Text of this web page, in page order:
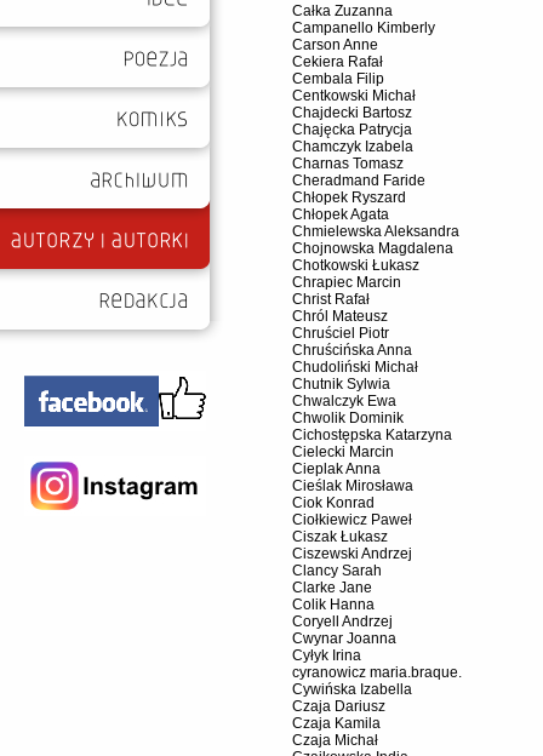
Całka Zuzanna
Campanello Kimberly
Carson Anne
Cekiera Rafał
Cembala Filip
Centkowski Michał
Chajdecki Bartosz
Chajęcka Patrycja
Chamczyk Izabela
Charnas Tomasz
Cheradmand Faride
Chłopek Ryszard
Chłopek Agata
Chmielewska Aleksandra
Chojnowska Magdalena
Chotkowski Łukasz
Chrapiec Marcin
Christ Rafał
Chról Mateusz
Chruściel Piotr
Chruścińska Anna
Chudoliński Michał
Chutnik Sylwia
Chwalczyk Ewa
Chwolik Dominik
Cichostępska Katarzyna
Cielecki Marcin
Cieplak Anna
Cieślak Mirosława
Ciok Konrad
Ciołkiewicz Paweł
Ciszak Łukasz
Ciszewski Andrzej
Clancy Sarah
Clarke Jane
Colik Hanna
Coryell Andrzej
Cwynar Joanna
Cyłyk Irina
cyranowicz maria.braque.
Cywińska Izabella
Czaja Dariusz
Czaja Kamila
Czaja Michał